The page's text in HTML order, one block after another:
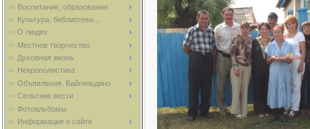
Воспитание, образование
Культура, библиотеки...
О людях
Местное творчество
Духовная жизнь
Некрополистика
Объявления. Байгильдино
Сельские вести
Фотоальбомы
Информация о сайте